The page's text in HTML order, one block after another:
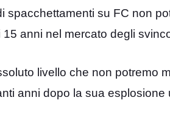
spacchettamenti su FC non
15 anni nel mercato degli
livello che non potremo
anni dopo la sua esplosione